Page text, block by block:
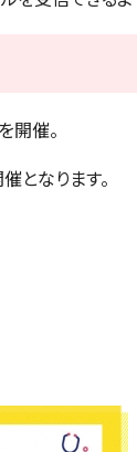
開催。
となります。